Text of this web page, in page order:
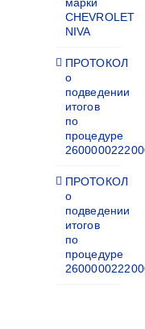
CHEVROLET
NIVA
ПРОТОКОЛ
о
подведении
итогов
по
процедуре
ПРОТОКОЛ
о
подведении
итогов
по
процедуре